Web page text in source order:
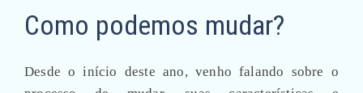
Como podemos mudar?
Desde o início deste ano, venho falando sobre o